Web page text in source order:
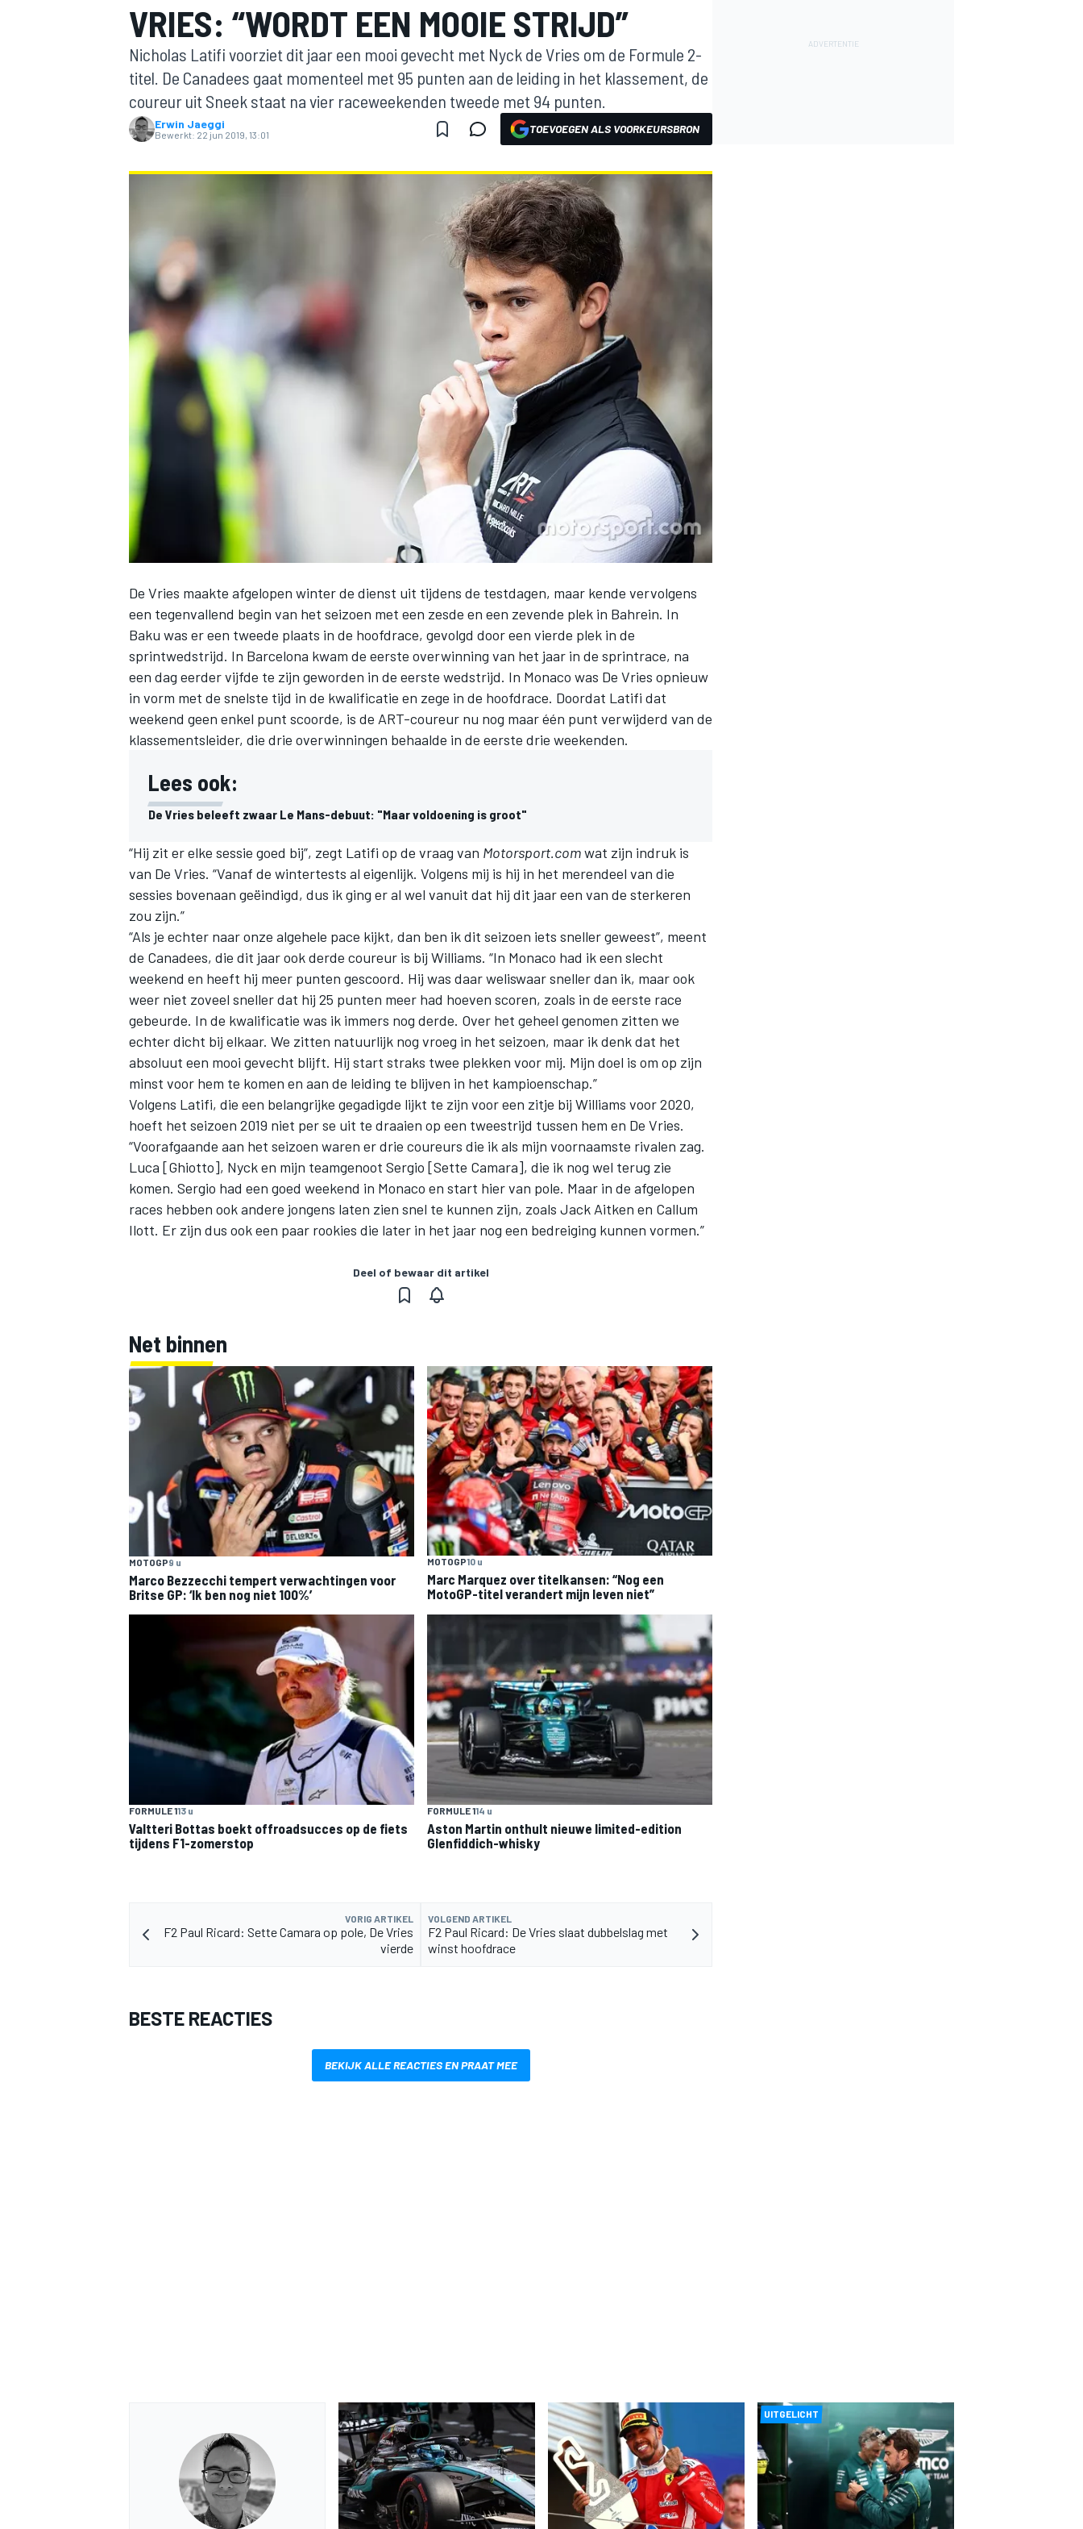
MOTOGP
INDYCAR
WEC
VRIES: “WORDT EEN MOOIE STRIJD”
Nicholas Latifi voorziet dit jaar een mooi gevecht met Nyck de Vries om de Formule 2-
titel. De Canadees gaat momenteel met 95 punten aan de leiding in het klassement, de
coureur uit Sneek staat na vier raceweekenden tweede met 94 punten.
Erwin Jaeggi
Bewerkt: 22 jun 2019, 13:01 TOEVOEGEN ALS VOORKEURSBRON
De Vries maakte afgelopen winter de dienst uit tijdens de testdagen, maar kende vervolgens
een tegenvallend begin van het seizoen met een zesde en een zevende plek in Bahrein. In
Baku was er een tweede plaats in de hoofdrace, gevolgd door een vierde plek in de
sprintwedstrijd. In Barcelona kwam de eerste overwinning van het jaar in de sprintrace, na
een dag eerder vijfde te zijn geworden in de eerste wedstrijd. In Monaco was De Vries opnieuw
in vorm met de snelste tijd in de kwalificatie en zege in de hoofdrace. Doordat Latifi dat
weekend geen enkel punt scoorde, is de ART-coureur nu nog maar één punt verwijderd van de
klassementsleider, die drie overwinningen behaalde in de eerste drie weekenden.
Lees ook:
De Vries beleeft zwaar Le Mans-debuut: "Maar voldoening is groot"
“Hij zit er elke sessie goed bij”, zegt Latifi op de vraag van Motorsport.comwat zijn indruk is
van De Vries. “Vanaf de wintertests al eigenlijk. Volgens mij is hij in het merendeel van die
sessies bovenaan geëindigd, dus ik ging er al wel vanuit dat hij dit jaar een van de sterkeren
zou zijn.”
“Als je echter naar onze algehele pace kijkt, dan ben ik dit seizoen iets sneller geweest”, meent
de Canadees, die dit jaar ook derde coureur is bij Williams. “In Monaco had ik een slecht
weekend en heeft hij meer punten gescoord. Hij was daar weliswaar sneller dan ik, maar ook
weer niet zoveel sneller dat hij 25 punten meer had hoeven scoren, zoals in de eerste race
gebeurde. In de kwalificatie was ik immers nog derde. Over het geheel genomen zitten we
echter dicht bij elkaar. We zitten natuurlijk nog vroeg in het seizoen, maar ik denk dat het
absoluut een mooi gevecht blijft. Hij start straks twee plekken voor mij. Mijn doel is om op zijn
minst voor hem te komen en aan de leiding te blijven in het kampioenschap.”
Volgens Latifi, die een belangrijke gegadigde lijkt te zijn voor een zitje bij Williams voor 2020,
hoeft het seizoen 2019 niet per se uit te draaien op een tweestrijd tussen hem en De Vries.
“Voorafgaande aan het seizoen waren er drie coureurs die ik als mijn voornaamste rivalen zag.
Luca [Ghiotto], Nyck en mijn teamgenoot Sergio [Sette Camara], die ik nog wel terug zie
komen. Sergio had een goed weekend in Monaco en start hier van pole. Maar in de afgelopen
races hebben ook andere jongens laten zien snel te kunnen zijn, zoals Jack Aitken en Callum
Ilott. Er zijn dus ook een paar rookies die later in het jaar nog een bedreiging kunnen vormen.”
Deel of bewaar dit artikel
Net binnen
MOTOGP9 u
Marco Bezzecchi tempert verwachtingen voor
Britse GP: ‘Ik ben nog niet 100%’
MOTOGP10 u
Marc Marquez over titelkansen: “Nog een
MotoGP-titel verandert mijn leven niet”
FORMULE 113 u
Valtteri Bottas boekt offroadsucces op de fiets
tijdens F1-zomerstop
FORMULE 114 u
Aston Martin onthult nieuwe limited-edition
Glenfiddich-whisky
VORIG ARTIKEL
F2 Paul Ricard: Sette Camara op pole, De Vries
vierde
VOLGEND ARTIKEL
F2 Paul Ricard: De Vries slaat dubbelslag met
winst hoofdrace
BESTE REACTIES
BEKIJK ALLE REACTIES EN PRAAT MEE
UITGELICHT